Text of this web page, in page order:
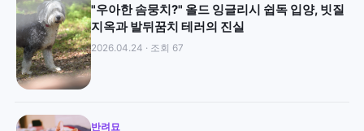
"우아한 솜뭉치?" 올드 잉글리시 쉽독 입양, 빗질
지옥과 발뒤꿈치 테러의 진실
2026.04.24 · 조회 67
반려묘